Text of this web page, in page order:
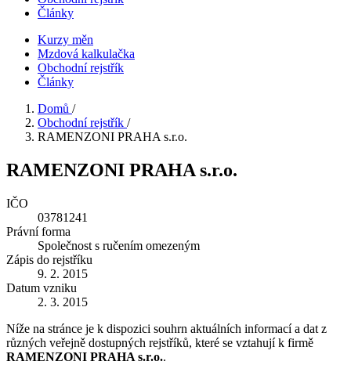
Články
Kurzy měn
Mzdová kalkulačka
Obchodní rejstřík
Články
Domů /
Obchodní rejstřík /
RAMENZONI PRAHA s.r.o.
RAMENZONI PRAHA s.r.o.
IČO
03781241
Právní forma
Společnost s ručením omezeným
Zápis do rejstříku
9. 2. 2015
Datum vzniku
2. 3. 2015
Níže na stránce je k dispozici souhrn aktuálních informací a dat z
různých veřejně dostupných rejstříků, které se vztahují k firmě
RAMENZONI PRAHA s.r.o..